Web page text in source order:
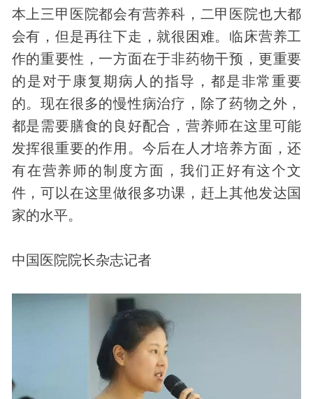
本上三甲医院都会有营养科，二甲医院也大都
会有，但是再往下走，就很困难。临床营养工
作的重要性，一方面在于非药物干预，更重要
的是对于康复期病人的指导，都是非常重要
的。现在很多的慢性病治疗，除了药物之外，
都是需要膳食的良好配合，营养师在这里可能
发挥很重要的作用。今后在人才培养方面，还
有在营养师的制度方面，我们正好有这个文
件，可以在这里做很多功课，赶上其他发达国
家的水平。
中国医院院长杂志记者